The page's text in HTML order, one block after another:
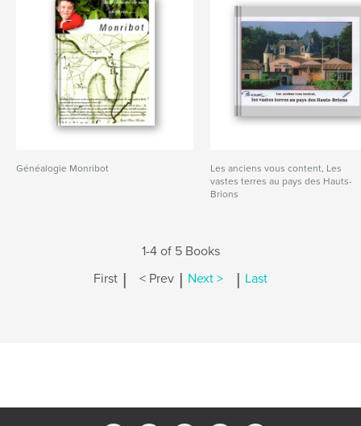
Généalogie Monribot
Les anciens vous content, Les
vastes terres au pays des Hauts-
Brions
1-4 of 5 Books
First | < Prev | Next > | Last